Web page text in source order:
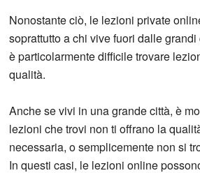
Nonostante ciò, le lezioni private
soprattutto a chi vive fuori dalle
è particolarmente difficile trovare
qualità.
Anche se vivi in una grande città, è
lezioni che trovi non ti offrano la
necessaria, o semplicemente non si
In questi casi, le lezioni online